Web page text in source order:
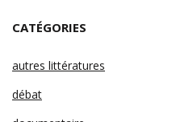
CATÉGORIES
autres littératures
débat